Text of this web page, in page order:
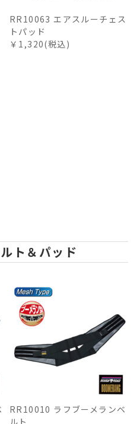
RR10063 エアスルーチェス
トパッド
￥1,320(税込)
ト＆パッド
RR10010 ラフブーメランベ
ルト ...